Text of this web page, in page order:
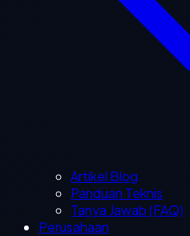
Artikel Blog
Panduan Teknis
Tanya Jawab (FAQ)
Perusahaan